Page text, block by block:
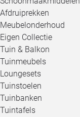
Afdruiprekken
Meubelonderhoud
Eigen Collectie
Tuin & Balkon
Tuinmeubels
Loungesets
Tuinstoelen
Tuinbanken
Tuintafels